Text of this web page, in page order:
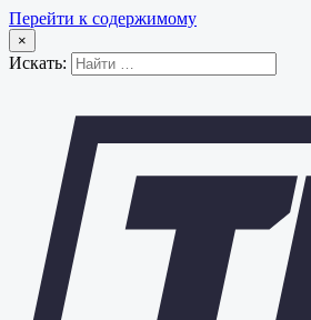
Перейти к содержимому
×
Искать: